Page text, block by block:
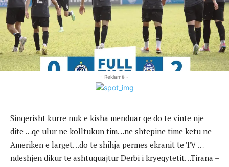
- Reklamë -
Sinqerisht kurre nuk e kisha menduar qe do te vinte nje
dite …qe ulur ne kolltukun tim…ne shtepine time ketu ne
Ameriken e larget…do te shihja permes ekranit te TV …
ndeshjen dikur te ashtuquajtur Derbi i kryeqytetit…Tirana –